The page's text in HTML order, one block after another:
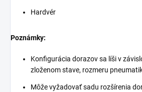
Hardvér
Poznámky:
Konfigurácia dorazov sa líši v
zloženom stave, rozmeru
Môže vyžadovať sadu rozšírenia